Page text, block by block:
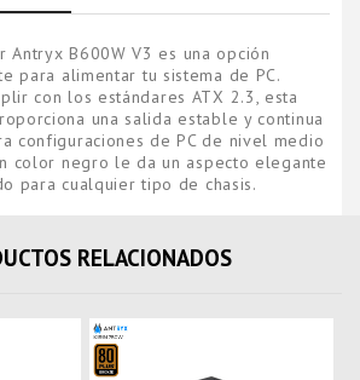
B600W V3 es una opción
para alimentar tu sistema de PC.
con los estándares ATX 2.3, esta
una salida estable y continua
configuraciones de PC de nivel medio
color negro le da un aspecto elegante
para cualquier tipo de chasis.
RELACIONADOS